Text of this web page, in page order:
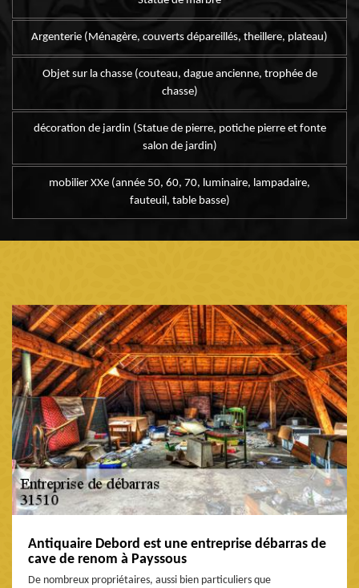
Argenterie (Ménagère, couverts dépareillés, theillere, plateau)
Objet sur la chasse (couteau, dague ancienne, trophée de
chasse)
décoration de jardin (Statue de pierre, potiche pierre et fonte
salon de jardin)
mobilier XXe (année 50, 60, 70, luminaire, lampadaire,
fauteuil, table basse)
Antiquaire Debord est une entreprise débarras de
cave de renom à Payssous
De nombreux propriétaires, aussi bien particuliers que